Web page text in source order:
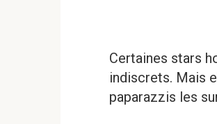
Certaines stars
indiscrets. Mais
paparazzis les